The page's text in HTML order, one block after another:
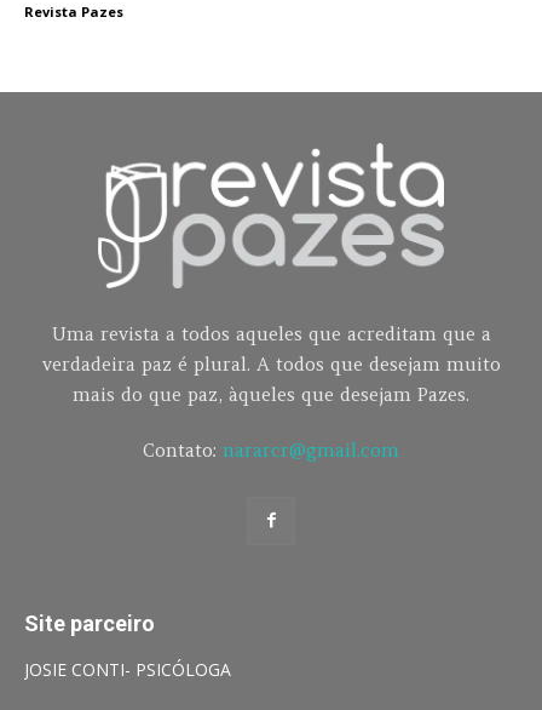
Revista Pazes
Uma revista a todos aqueles que acreditam que a
verdadeira paz é plural. A todos que desejam muito
mais do que paz, àqueles que desejam Pazes.
Contato: nararcr@gmail.com
Site parceiro
JOSIE CONTI- PSICÓLOGA